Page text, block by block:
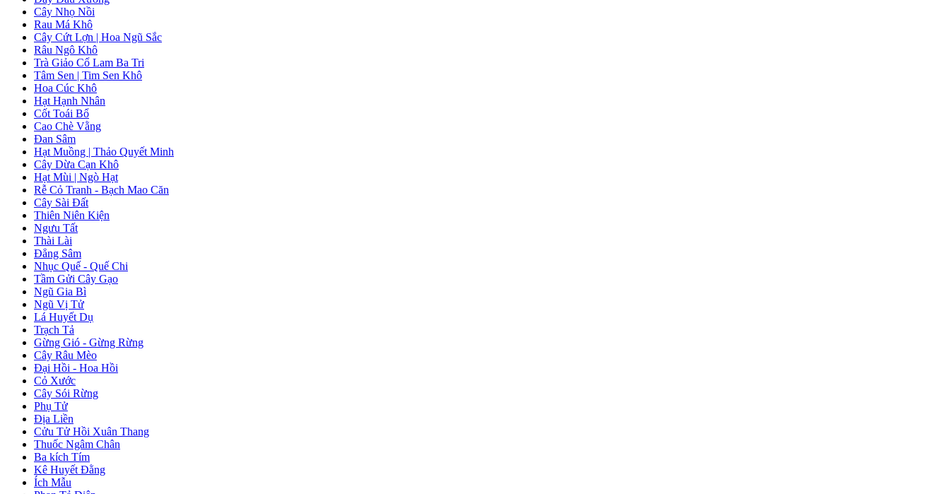
Cây Nhọ Nồi
Rau Má Khô
Cây Cứt Lợn | Hoa Ngũ Sắc
Râu Ngô Khô
Trà Giảo Cổ Lam Ba Tri
Tâm Sen | Tim Sen Khô
Hoa Cúc Khô
Hạt Hạnh Nhân
Cốt Toái Bổ
Cao Chè Vằng
Đan Sâm
Hạt Muồng | Thảo Quyết Minh
Cây Dừa Cạn Khô
Hạt Mùi | Ngò Hạt
Rễ Cỏ Tranh - Bạch Mao Căn
Cây Sài Đất
Thiên Niên Kiện
Ngưu Tất
Thài Lài
Đẳng Sâm
Nhục Quế - Quế Chi
Tầm Gửi Cây Gạo
Ngũ Gia Bì
Ngũ Vị Tử
Lá Huyết Dụ
Trạch Tả
Gừng Gió - Gừng Rừng
Cây Râu Mèo
Đại Hồi - Hoa Hồi
Cỏ Xước
Cây Sói Rừng
Phụ Tử
Địa Liền
Cửu Tử Hồi Xuân Thang
Thuốc Ngâm Chân
Ba kích Tím
Kê Huyết Đằng
Ích Mẫu